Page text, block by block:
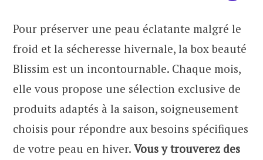
Pour préserver une peau éclatante malgré le
froid et la sécheresse hivernale, la box beauté
Blissim est un incontournable. Chaque mois,
elle vous propose une sélection exclusive de
produits adaptés à la saison, soigneusement
choisis pour répondre aux besoins spécifiques
de votre peau en hiver. Vous y trouverez des